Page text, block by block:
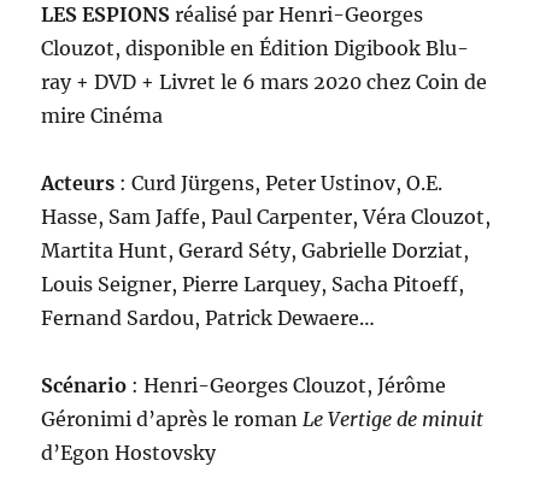
LES ESPIONSréalisé par Henri-Georges
Clouzot, disponible en Édition Digibook Blu-
ray + DVD + Livret le 6 mars 2020 chez Coin de
mire Cinéma
Acteurs : Curd Jürgens, Peter Ustinov, O.E.
Hasse, Sam Jaffe, Paul Carpenter, Véra Clouzot,
Martita Hunt, Gerard Séty, Gabrielle Dorziat,
Louis Seigner, Pierre Larquey, Sacha Pitoeff,
Fernand Sardou, Patrick Dewaere…
Scénario : Henri-Georges Clouzot, Jérôme
Géronimi d’après le roman Le Vertige de minuit
d’Egon Hostovsky